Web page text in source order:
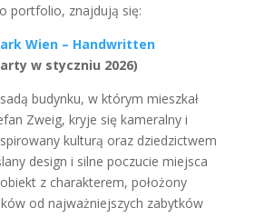
portfolio, znajdują się:
Wien – Handwritten
w styczniu 2026)
budynku, w którym mieszkał
Zweig, kryje się kameralny i
kulturą oraz dziedzictwem
design i silne poczucie miejsca
z charakterem, położony
od najważniejszych zabytków